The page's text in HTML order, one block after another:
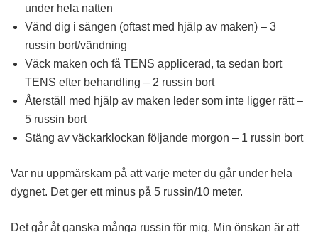
under hela natten
Vänd dig i sängen (oftast med hjälp av maken) – 3
russin bort/vändning
Väck maken och få TENS applicerad, ta sedan bort
TENS efter behandling – 2 russin bort
Återställ med hjälp av maken leder som inte ligger rätt –
5 russin bort
Stäng av väckarklockan följande morgon – 1 russin bort
Var nu uppmärskam på att varje meter du går under hela
dygnet. Det ger ett minus på 5 russin/10 meter.
Det går åt ganska många russin för mig. Min önskan är att